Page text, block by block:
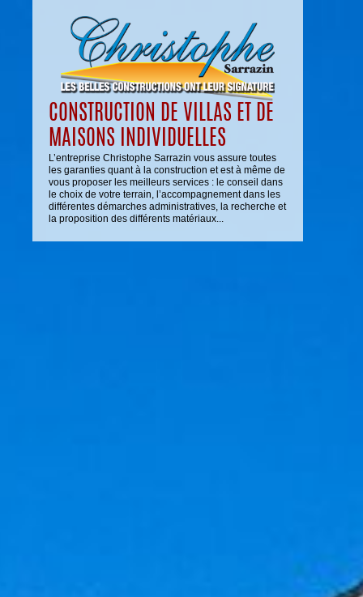
CONSTRUCTION DE VILLAS ET DE
MAISONS INDIVIDUELLES
L’entreprise Christophe Sarrazin vous assure toutes
les garanties quant à la construction et est à même de
vous proposer les meilleurs services : le conseil dans
le choix de votre terrain, l’accompagnement dans les
différentes démarches administratives, la recherche et
la proposition des différents matériaux...